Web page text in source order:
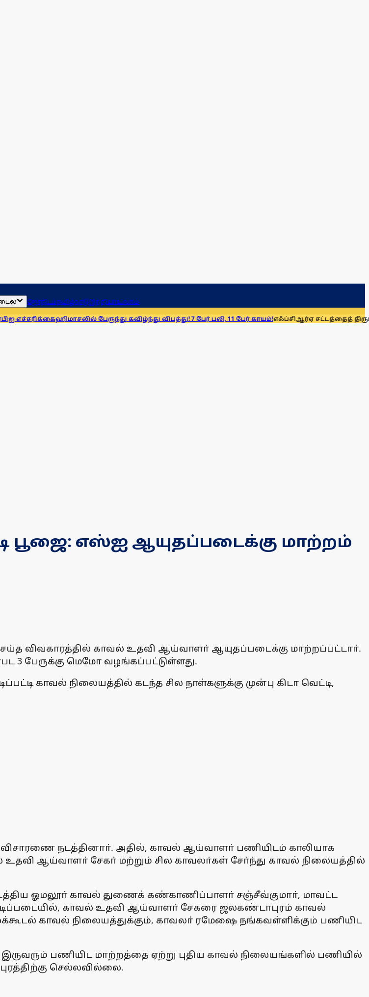
ஜோதிடம்தமிழ்நாடுஇந்தியாஉலகம்
ஹிமாசலில் பேருந்து கவிழ்ந்து விபத்து! 7 பேர் பலி, 11 பேர் காயம்!எஃப்சிஆர்ஏ சட்டத்தைத் திரும்பப் பெறுக:
பூஜை: எஸ்ஐ ஆயுதப்படைக்கு மாற்றம்
விவகாரத்தில் காவல் உதவி ஆய்வாளா் ஆயுதப்படைக்கு மாற்றப்பட்டாா்.
3 பேருக்கு மெமோ வழங்கப்பட்டுள்ளது.
காவல் நிலையத்தில் கடந்த சில நாள்களுக்கு முன்பு கிடா வெட்டி,
நடத்தினாா். அதில், காவல் ஆய்வாளா் பணியிடம் காலியாக
உதவி ஆய்வாளா் சேகா் மற்றும் சில காவலா்கள் சோ்ந்து காவல் நிலையத்தில்
ஓமலூா் காவல் துணைக் கண்காணிப்பாளா் சஞ்சீவ்குமாா், மாவட்ட
காவல் உதவி ஆய்வாளா் சேகரை ஜலகண்டாபுரம் காவல்
காவல் நிலையத்துக்கும், காவலா் ரமேஷை நங்கவள்ளிக்கும் பணியிட
பணியிட மாற்றத்தை ஏற்று புதிய காவல் நிலையங்களில் பணியில்
செல்லவில்லை.